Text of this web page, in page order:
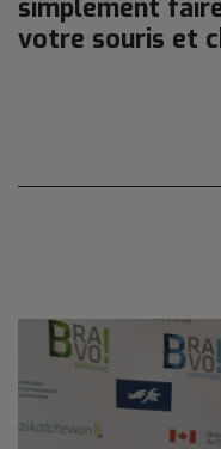
simplement
votre souris et